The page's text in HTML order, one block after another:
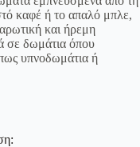
καφέ ή το απαλό μπλε,
και ήρεμη
σε δωμάτια όπου
υπνοδωμάτια ή